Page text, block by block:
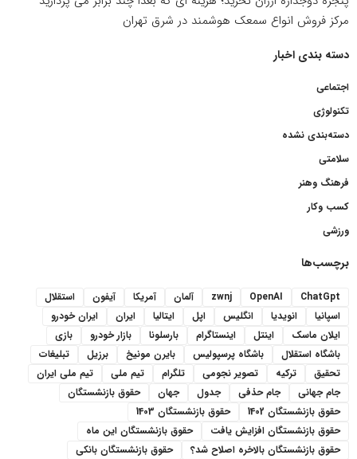
مرکز فروش انواع سمعک هوشمند در شرق تهران
دسته بندی اخبار
اجتماعی
تکنولوژی
دسته‌بندی نشده
سلامتی
فرهنگ وهنر
کسب وکار
ورزشی
برچسب‌ها
ChatGpt
OpenAI
zwnj آلمان آمریکا آیفون
استقلال
اسپانیا
انویدیا انگلیس اپل ایتالیا ایران
ایران خودرو
ایلان ماسک
اینتل اینستاگرام بارسلونا بازار خودرو
بازی
باشگاه استقلال
باشگاه پرسپولیس بایرن مونیخ برزیل
تبلیغات
تحقیق
ترکیه تصویر نجومی تلگرام تیم ملی
تیم ملی ایران
جام جهانی
جام حذفی جدول جهان
حقوق بازنشستگان
حقوق بازنشستگان 1402
حقوق بازنشستگان 1403
حقوق بازنشستگان افزایش یافت
حقوق بازنشستگان این ماه
حقوق بازنشستگان بالاخره اصلاح شد؟
حقوق بازنشستگان بانکی